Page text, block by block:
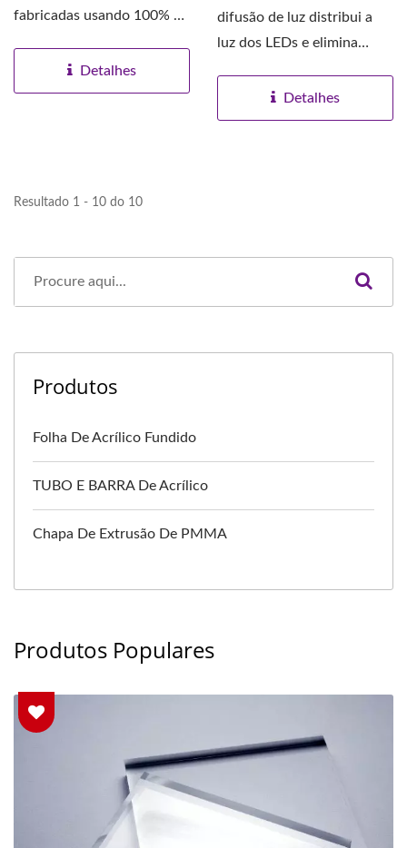
fabricadas usando 100% de
Metacrilato...Detalhes
difusão de luz distribui a
luz dos LEDs e elimina
Detalhes
Resultado 1 - 10 do 10
Produtos
Folha De Acrílico Fundido
TUBO E BARRA De Acrílico
Chapa De Extrusão De PMMA
Produtos Populares